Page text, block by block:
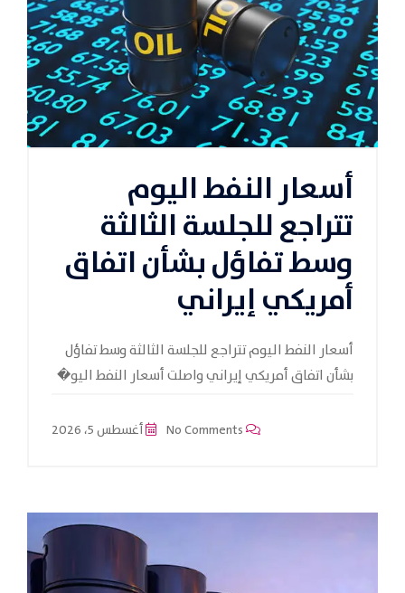
أسعار النفط اليوم
تتراجع للجلسة الثالثة
وسط تفاؤل بشأن اتفاق
أمريكي إيراني
أسعار النفط اليوم تتراجع للجلسة الثالثة وسط تفاؤل
بشأن اتفاق أمريكي إيراني واصلت أسعار النفط اليو�
أغسطس 5، 2026